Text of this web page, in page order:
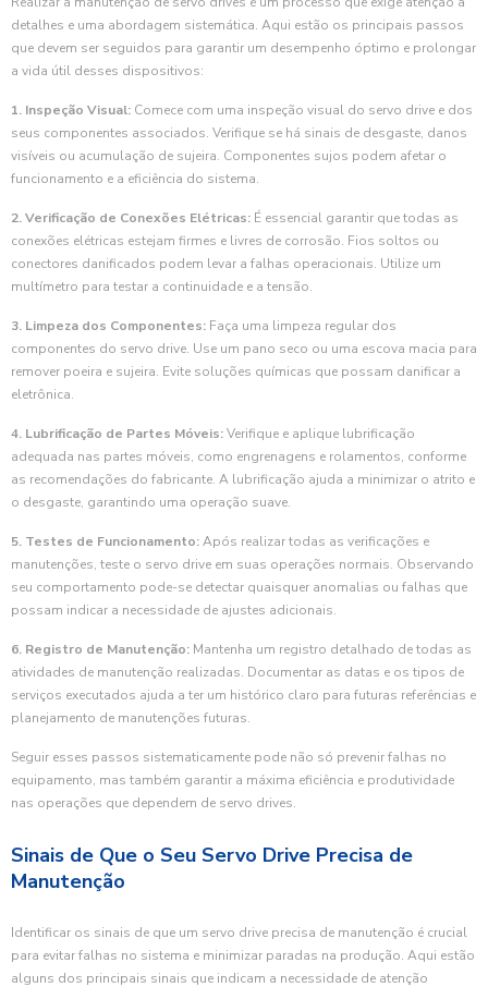
detalhes e uma abordagem sistemática. Aqui estão os principais passos
que devem ser seguidos para garantir um desempenho óptimo e prolongar
a vida útil desses dispositivos:
1. Inspeção Visual: Comece com uma inspeção visual do servo drive e dos
seus componentes associados. Verifique se há sinais de desgaste, danos
visíveis ou acumulação de sujeira. Componentes sujos podem afetar o
funcionamento e a eficiência do sistema.
2. Verificação de Conexões Elétricas: É essencial garantir que todas as
conexões elétricas estejam firmes e livres de corrosão. Fios soltos ou
conectores danificados podem levar a falhas operacionais. Utilize um
multímetro para testar a continuidade e a tensão.
3. Limpeza dos Componentes: Faça uma limpeza regular dos
componentes do servo drive. Use um pano seco ou uma escova macia para
remover poeira e sujeira. Evite soluções químicas que possam danificar a
eletrônica.
4. Lubrificação de Partes Móveis:Verifique e aplique lubrificação
adequada nas partes móveis, como engrenagens e rolamentos, conforme
as recomendações do fabricante. A lubrificação ajuda a minimizar o atrito e
o desgaste, garantindo uma operação suave.
5. Testes de Funcionamento:Após realizar todas as verificações e
manutenções, teste o servo drive em suas operações normais. Observando
seu comportamento pode-se detectar quaisquer anomalias ou falhas que
possam indicar a necessidade de ajustes adicionais.
6. Registro de Manutenção: Mantenha um registro detalhado de todas as
atividades de manutenção realizadas. Documentar as datas e os tipos de
serviços executados ajuda a ter um histórico claro para futuras referências e
planejamento de manutenções futuras.
Seguir esses passos sistematicamente pode não só prevenir falhas no
equipamento, mas também garantir a máxima eficiência e produtividade
nas operações que dependem de servo drives.
Sinais de Que o Seu Servo Drive Precisa de
Manutenção
Identificar os sinais de que um servo drive precisa de manutenção é crucial
para evitar falhas no sistema e minimizar paradas na produção. Aqui estão
alguns dos principais sinais que indicam a necessidade de atenção